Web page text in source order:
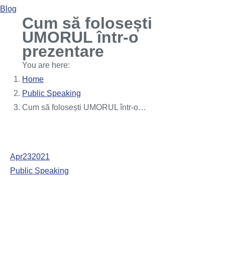
Blog
Cum să folosești
UMORUL într-o
prezentare
You are here:
Home
Public Speaking
Cum să folosești UMORUL într-o…
Apr232021
Public Speaking